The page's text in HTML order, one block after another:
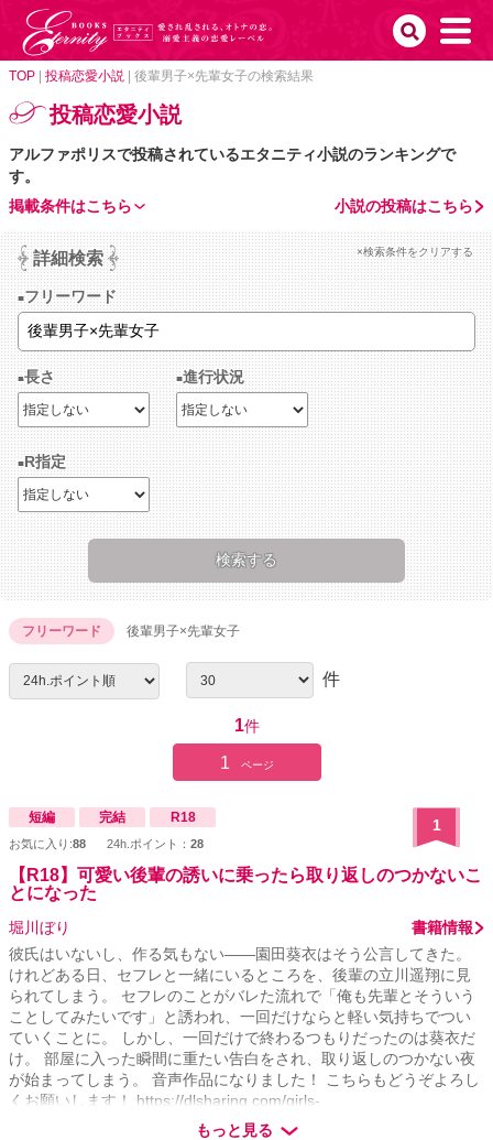
TOP 投稿恋愛小説 後輩男子×先輩女子の検索結果
投稿恋愛小説
アルファポリスで投稿されているエタニティ小説のランキングで
す。
小説の投稿はこちら
掲載条件はこちら
詳細検索 ×検索条件をクリアする
フリーワード
長さ 進行状況
R指定
フリーワード 後輩男子×先輩女子
件
1件
1 ページ
短編 完結 R18
お気に入り:88 24h.ポイント： 28
1
【R18】可愛い後輩の誘いに乗ったら取り返しのつかないこ
とになった
堀川ぼり
書籍情報
彼氏はいないし、作る気もない――園田葵衣はそう公言してきた。
けれどある日、セフレと一緒にいるところを、後輩の立川遥翔に見
られてしまう。 セフレのことがバレた流れで「俺も先輩とそういう
ことしてみたいです」と誘われ、一回だけならと軽い気持ちでつい
ていくことに。 しかし、一回だけで終わるつもりだったのは葵衣だ
け。 部屋に入った瞬間に重たい告白をされ、取り返しのつかない夜
が始まってしまう。 音声作品になりました！ こちらもどうぞよろし
くお願いします！ https://dlsharing.com/girls-
touch/announce/=/product_id/RJ01579517.html ※他サイトにも投稿
もっと見る